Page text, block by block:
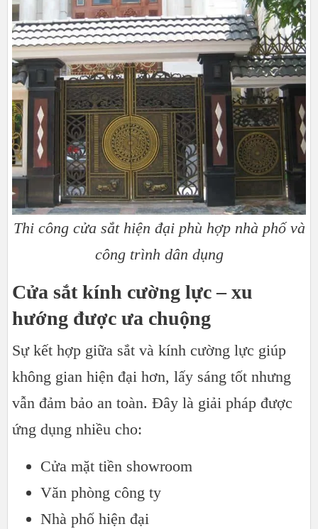
Thi công cửa sắt hiện đại phù hợp nhà phố và
công trình dân dụng
Cửa sắt kính cường lực – xu
hướng được ưa chuộng
Sự kết hợp giữa sắt và kính cường lực giúp
không gian hiện đại hơn, lấy sáng tốt nhưng
vẫn đảm bảo an toàn. Đây là giải pháp được
ứng dụng nhiều cho:
Cửa mặt tiền showroom
Văn phòng công ty
Nhà phố hiện đại